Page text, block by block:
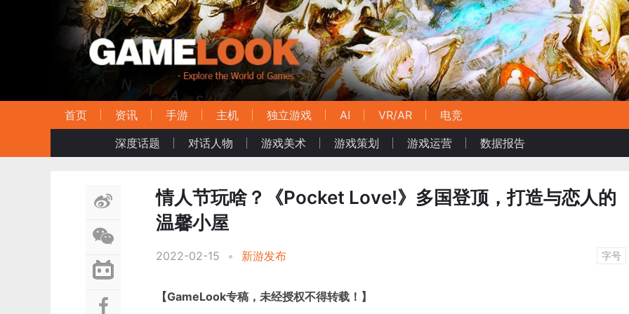
首页 资讯 手游 主机 独立游戏 AI VR/AR
电竞
深度话题
对话人物 游戏美术 游戏策划 游戏运营 数据报告
情人节玩啥？《Pocket Love!》多国登顶，打造与恋人的
温馨小屋
2022-02-15 • 新游发布 字号
【GameLook专稿，未经授权不得转载！】